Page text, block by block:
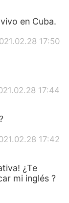
en Cuba.
17:50
17:44
17:42
¿Te
mi inglés ?